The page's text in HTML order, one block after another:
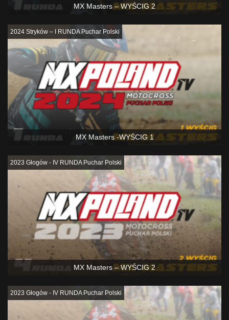
MX Masters – WYŚCIG 2
MX Masters -WYŚCIG 1
2024 Stryków – I RUNDA Puchar Polski
MX Masters – WYŚCIG 2
2023 Głogów - IV RUNDA Puchar Polski
2023 Głogów - IV RUNDA Puchar Polski